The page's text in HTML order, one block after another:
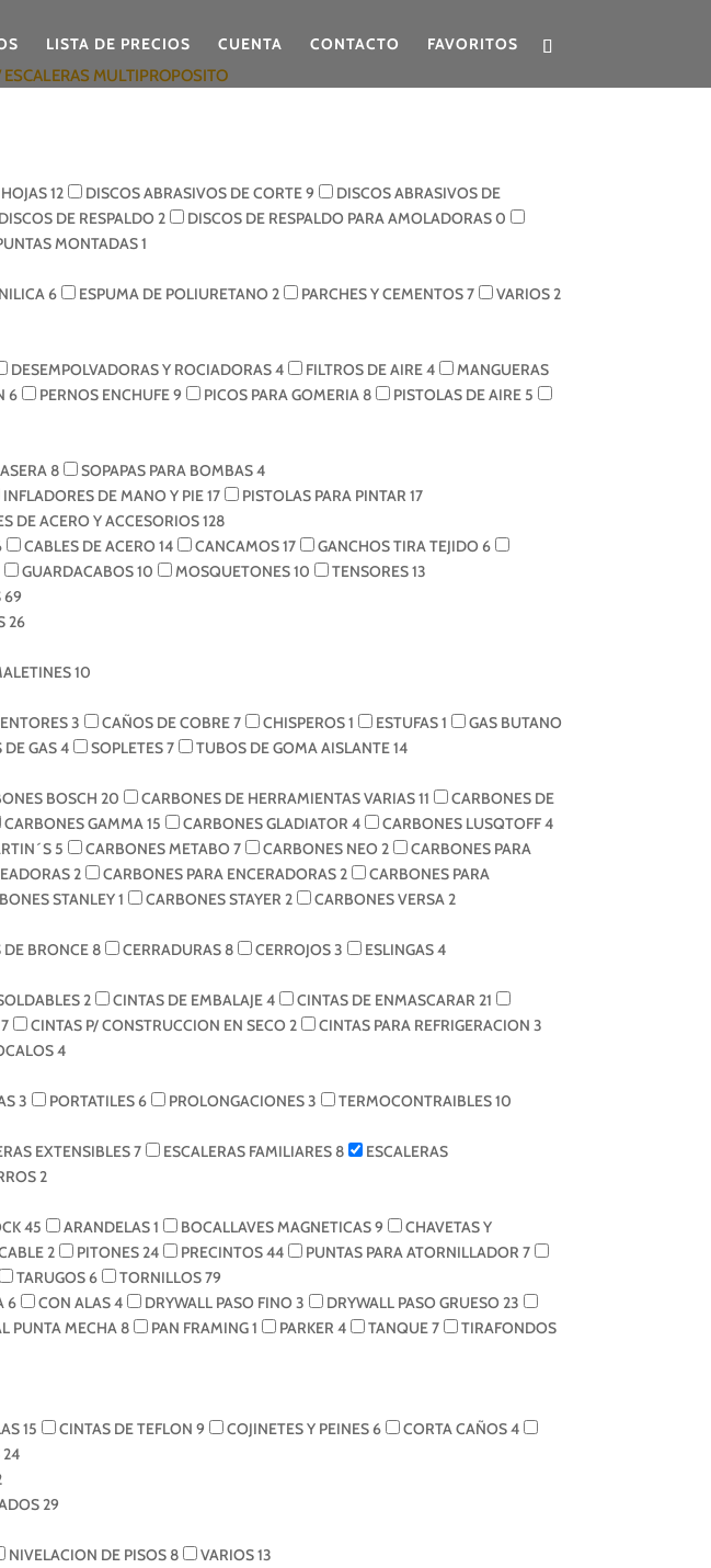
LISTA DE PRECIOS CUENTA CONTACTO
FAVORITOS
ESCALERAS MULTIPROPOSITO
12 DISCOS ABRASIVOS DE CORTE9
DISCOS ABRASIVOS DE
DISCOS DE RESPALDO 2 DISCOS DE RESPALDO PARA AMOLADORAS0
MONTADAS1
6 ESPUMA DE POLIURETANO 2 PARCHES Y CEMENTOS7 VARIOS2
DESEMPOLVADORAS Y ROCIADORAS4 FILTROS DE AIRE4
MANGUERAS
6 PERNOS ENCHUFE9 PICOS PARA GOMERIA 8 PISTOLAS DE AIRE 5
8 SOPAPAS PARA BOMBAS4
INFLADORES DE MANO Y PIE17 PISTOLAS PARA PINTAR 17
DE ACERO Y ACCESORIOS128
CABLES DE ACERO 14 CANCAMOS17 GANCHOS TIRA TEJIDO 6
GUARDACABOS10 MOSQUETONES10 TENSORES13
69
26
10
3 CAÑOS DE COBRE7 CHISPEROS1 ESTUFAS1
GAS BUTANO
DE GAS4 SOPLETES7 TUBOS DE GOMA AISLANTE14
BOSCH 20 CARBONES DE HERRAMIENTAS VARIAS11
CARBONES DE
CARBONES GAMMA15 CARBONES GLADIATOR 4 CARBONES LUSQTOFF4
5 CARBONES METABO 7 CARBONES NEO 2
CARBONES PARA
2 CARBONES PARA ENCERADORAS2
CARBONES PARA
STANLEY1 CARBONES STAYER 2 CARBONES VERSA2
BRONCE 8 CERRADURAS 8 CERROJOS3 ESLINGAS4
2 CINTAS DE EMBALAJE4 CINTAS DE ENMASCARAR 21
7 CINTAS P/ CONSTRUCCION EN SECO 2 CINTAS PARA REFRIGERACION 3
4
3 PORTATILES6 PROLONGACIONES3 TERMOCONTRAIBLES10
EXTENSIBLES7 ESCALERAS FAMILIARES 8
ESCALERAS
2
45 ARANDELAS1 BOCALLAVES MAGNETICAS9
CHAVETAS Y
2 PITONES24 PRECINTOS44 PUNTAS PARA ATORNILLADOR 7
TARUGOS6 TORNILLOS79
6 CON ALAS4 DRYWALL PASO FINO 3 DRYWALL PASO GRUESO 23
PUNTA MECHA 8 PAN FRAMING1 PARKER 4 TANQUE7
TIRAFONDOS
15 CINTAS DE TEFLON 9 COJINETES Y PEINES6 CORTA CAÑOS4
24
29
NIVELACION DE PISOS 8 VARIOS13